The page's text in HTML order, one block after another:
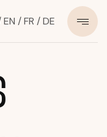
EN /FR /DE